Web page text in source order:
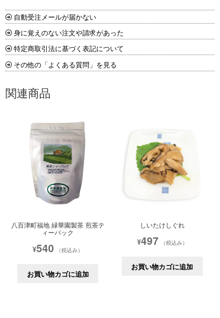
自動受注メールが届かない
身に覚えのない注文や請求があった
特定商取引法に基づく表記について
その他の「よくある質問」を見る
関連商品
八百津町福地 緑華園製茶 煎茶テ
ィーパック
¥540 （税込み）
お買い物カゴに追加
しいたけしぐれ
¥497 （税込み）
お買い物カゴに追加